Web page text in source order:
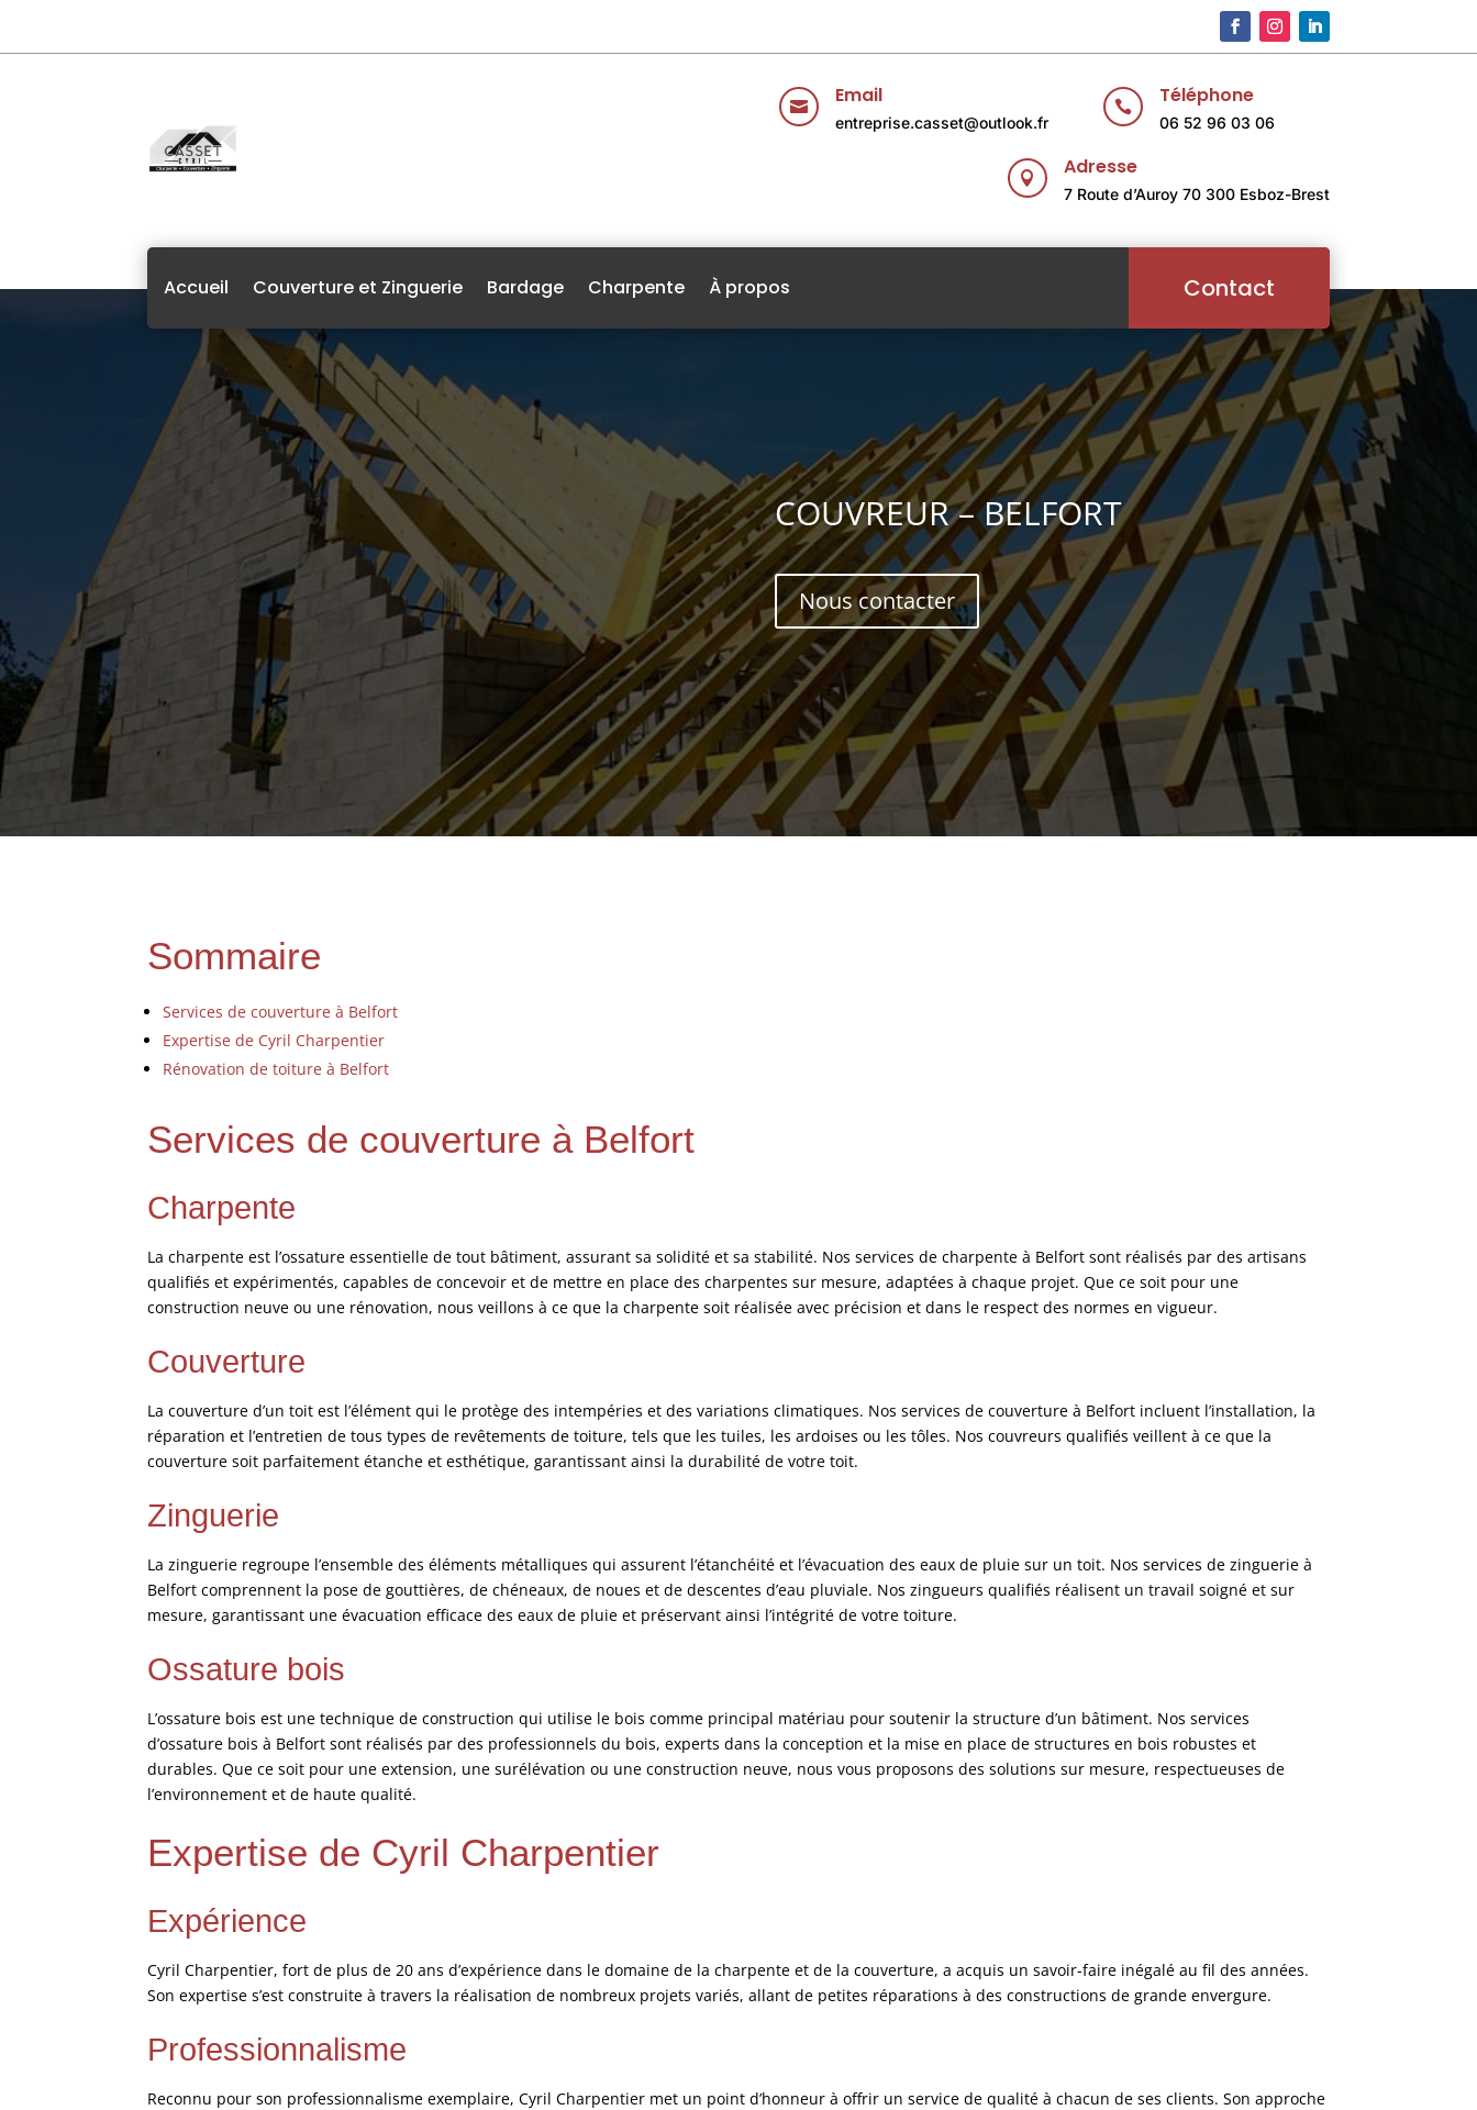
 Email
entreprise.casset@outlook.fr
 Téléphone
06 52 96 03 06
 Adresse
7 Route d’Auroy 70 300 Esboz-Brest
Accueil Couverture et Zinguerie Bardage Charpente À propos Contact
COUVREUR – BELFORT
Nous contacter
Sommaire
Services de couverture à Belfort
Expertise de Cyril Charpentier
Rénovation de toiture à Belfort
Services de couverture à Belfort
Charpente
La charpente est l’ossature essentielle de tout bâtiment, assurant sa solidité et sa stabilité. Nos services de charpente à Belfort sont réalisés par des artisans
qualifiés et expérimentés, capables de concevoir et de mettre en place des charpentes sur mesure, adaptées à chaque projet. Que ce soit pour une
construction neuve ou une rénovation, nous veillons à ce que la charpente soit réalisée avec précision et dans le respect des normes en vigueur.
Couverture
La couverture d’un toit est l’élément qui le protège des intempéries et des variations climatiques. Nos services de couverture à Belfort incluent l’installation, la
réparation et l’entretien de tous types de revêtements de toiture, tels que les tuiles, les ardoises ou les tôles. Nos couvreurs qualifiés veillent à ce que la
couverture soit parfaitement étanche et esthétique, garantissant ainsi la durabilité de votre toit.
Zinguerie
La zinguerie regroupe l’ensemble des éléments métalliques qui assurent l’étanchéité et l’évacuation des eaux de pluie sur un toit. Nos services de zinguerie à
Belfort comprennent la pose de gouttières, de chéneaux, de noues et de descentes d’eau pluviale. Nos zingueurs qualifiés réalisent un travail soigné et sur
mesure, garantissant une évacuation efficace des eaux de pluie et préservant ainsi l’intégrité de votre toiture.
Ossature bois
L’ossature bois est une technique de construction qui utilise le bois comme principal matériau pour soutenir la structure d’un bâtiment. Nos services
d’ossature bois à Belfort sont réalisés par des professionnels du bois, experts dans la conception et la mise en place de structures en bois robustes et
durables. Que ce soit pour une extension, une surélévation ou une construction neuve, nous vous proposons des solutions sur mesure, respectueuses de
l’environnement et de haute qualité.
Expertise de Cyril Charpentier
Expérience
Cyril Charpentier, fort de plus de 20 ans d’expérience dans le domaine de la charpente et de la couverture, a acquis un savoir-faire inégalé au fil des années.
Son expertise s’est construite à travers la réalisation de nombreux projets variés, allant de petites réparations à des constructions de grande envergure.
Professionnalisme
Reconnu pour son professionnalisme exemplaire, Cyril Charpentier met un point d’honneur à offrir un service de qualité à chacun de ses clients. Son approche